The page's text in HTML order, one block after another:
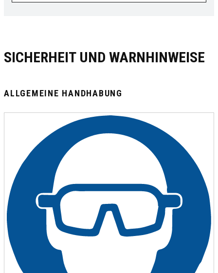
SICHERHEIT UND WARNHINWEISE
ALLGEMEINE HANDHABUNG